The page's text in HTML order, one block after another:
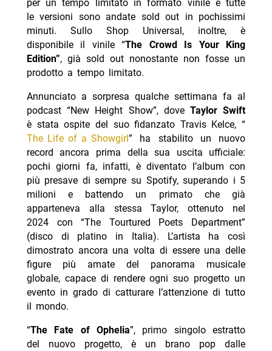
per un tempo limitato in formato vinile e tutte
le versioni sono andate sold out in pochissimi
minuti. Sullo Shop Universal, inoltre, è
disponibile il vinile “The Crowd Is Your King
Edition”, già sold out nonostante non fosse un
prodotto a tempo limitato.
Annunciato a sorpresa qualche settimana fa al
podcast “New Height Show”, dove Taylor Swift
è stata ospite del suo fidanzato Travis Kelce, “
The Life of a Showgirl” ha stabilito un nuovo
record ancora prima della sua uscita ufficiale:
pochi giorni fa, infatti, è diventato l’album con
più presave di sempre su Spotify, superando i 5
milioni e battendo un primato che già
apparteneva alla stessa Taylor, ottenuto nel
2024 con “The Tourtured Poets Department”
(disco di platino in Italia). L’artista ha così
dimostrato ancora una volta di essere una delle
figure più amate del panorama musicale
globale, capace di rendere ogni suo progetto un
evento in grado di catturare l’attenzione di tutto
il mondo.
“The Fate of Ophelia”, primo singolo estratto
del nuovo progetto, è un brano pop dalle